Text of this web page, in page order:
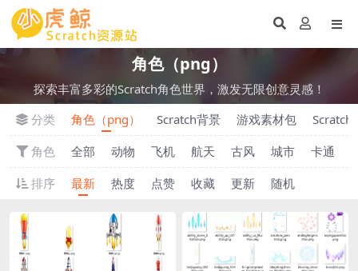
角色（png）
探索丰富多彩的Scratch角色世界，激发无限创意灵感！
分类
角色（png） Scratch背景 游戏素材包
Scratch
角色
全部 动物 飞机 航天 古风 城市 卡通
排序
最新 热度 点赞 收藏 更新 随机